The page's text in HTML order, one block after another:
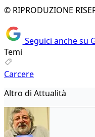
© RIPRODUZIONE
Seguici anche su
Temi
Carcere
Altro di Attualità